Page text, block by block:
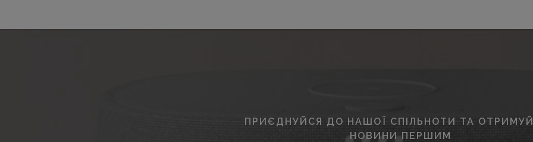
ПРИЄДНУЙСЯ ДО НАШОЇ СПІЛЬНОТИ ТА ОТРИМУЙ
НОВИНИ ПЕРШИМ